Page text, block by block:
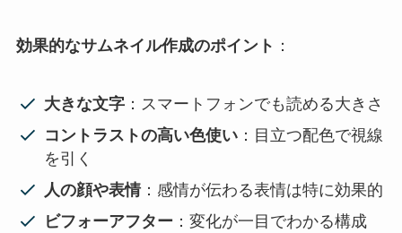
効果的なサムネイル作成のポイント ：
大きな文字 ：スマートフォンでも読める大きさ
コントラストの高い色使い ：目立つ配色で視線
を引く
人の顔や表情：感情が伝わる表情は特に効果的
ビフォーアフター ：変化が一目でわかる構成